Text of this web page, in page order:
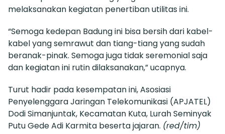
melaksanakan kegiatan penertiban utilitas ini.
“Semoga kedepan Badung ini bisa bersih dari kabel-
kabel yang semrawut dan tiang-tiang yang sudah
beranak-pinak. Semoga juga tidak seremonial saja
dan kegiatan ini rutin dilaksanakan,” ucapnya.
Turut hadir pada kesempatan ini, Asosiasi
Penyelenggara Jaringan Telekomunikasi (APJATEL)
Dodi Simanjuntak, Kecamatan Kuta, Lurah Seminyak
Putu Gede Adi Karmita beserta jajaran. (red/tim)